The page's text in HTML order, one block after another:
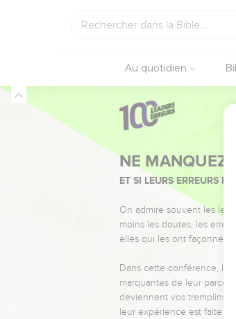
Au quotidien
NE MANQUEZ
ET SI LEURS ERREURS
On admire souvent les
moins les doutes, les
elles qui les ont façonnés.
Dans cette conférence,
marquantes de leur
deviennent vos tremplins.
leur expérience est faite